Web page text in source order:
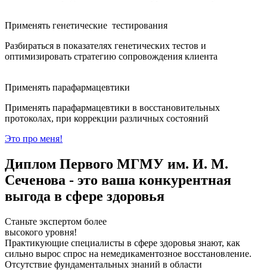
Применять генетические тестирования
Разбираться в показателях генетических тестов и
оптимизировать стратегию сопровождения клиента
Применять парафармацевтики
Применять парафармацевтики в восстановительных
протоколах, при коррекции различных состояний
Это про меня!
Диплом Первого МГМУ им. И. М.
Сеченова - это ваша конкурентная
выгода в сфере здоровья
Станьте экспертом более
высокого уровня!
Практикующие специалисты в сфере здоровья знают, как
сильно вырос спрос на немедикаментозное восстановление.
Отсутствие фундаментальных знаний в области